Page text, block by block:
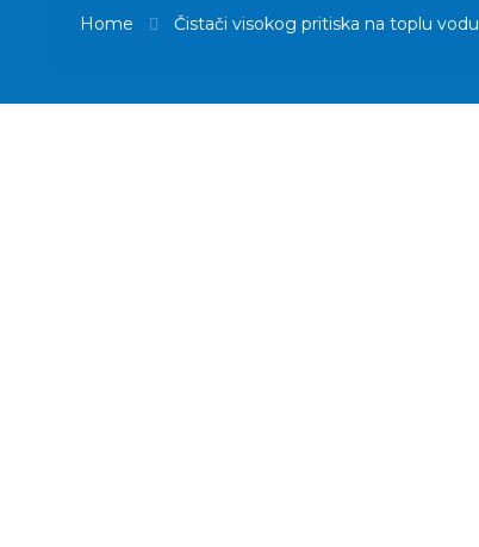
Home Čistači visokog pritiska na toplu vodu